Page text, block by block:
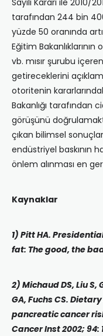
Sayılı Kararı ile 2010/
tarafından 244 bin
yüzde 50 oranında
Eğitim
vb. mısır şurubu
getireceklerini
otoritenin
Bakanlığı tarafından
görüşünü
çıkan bilimsel
endüstriyel baskının
önlem alınması en
Kaynaklar
1) Pitt HA.
fat: The good, the
2) Michaud DS, Liu
GA, Fuchs CS.
pancreatic cancer
Cancer Inst 2002; 94: